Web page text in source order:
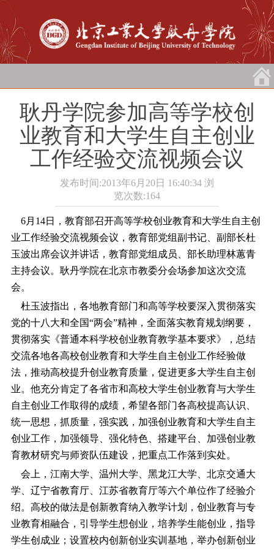
耿丹学院参加高等学校创
业教育和大学生自主创业
工作经验交流视频会议
发布时间:2013年6月20日 16:40:34 浏
览次数:164
6月14日
，教育部召开高等学校创业教育和大学生自主创
业工作经验交流视频会议，教育部党组副书记、副部长杜
玉波出席会议并讲话，教育部党组成员、部长助理林蕙青
主持会议。耿丹学院在北京市教委分会场参加这次交流
会。
杜玉波指出，各地教育部门和高等学校要深入贯彻落实
党的十八大和全国“两会”精神，全面落实教育规划纲要，
贯彻落实《普通本科学校创业教育教学基本要求》，总结
交流各地各高校创业教育和大学生自主创业工作经验做
法，推动高校提升创业教育质量，促进更多大学生自主创
业。他充分肯定了各省市和高校大学生创业教育与大学生
自主创业工作取得的成绩，希望各部门各高校提高认识、
统一思想，抓质量，强实践，加强创业教育和大学生自主
创业工作，加强领导、强化特色、搭建平台、加强创业教
育教材研究与师资队伍建设，把重点工作落到实处。
会上，江南大学、温州大学、黑龙江大学、北京交通大
学、辽宁省教育厅、江苏省教育厅等六个单位作了经验介
绍。高校的做法是创新教育纳入教学计划，创业教育与专
业教育相融合，引导学生想创业，培养学生能创业，指导
学生创成业；设置校内创新创业实训基地，举办创新创业